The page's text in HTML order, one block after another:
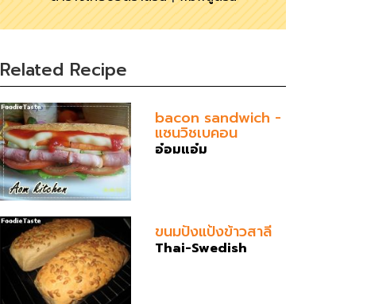
Related Recipe
bacon sandwich -
แซนวิชเบคอน
อ๋อมแอ๋ม
ขนมปังแป้งข้าวสาลี
Thai-Swedish